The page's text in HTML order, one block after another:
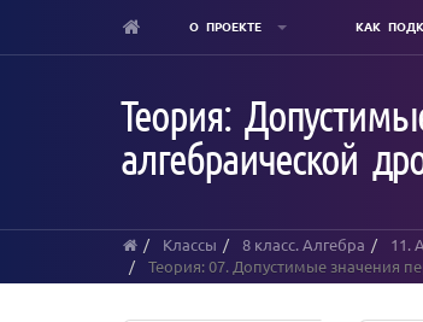
О ПРОЕКТЕ КАК
Теория:
алгебраической
Классы 8 класс. Алгебра
11.
Теория: 07. Допустимые значения